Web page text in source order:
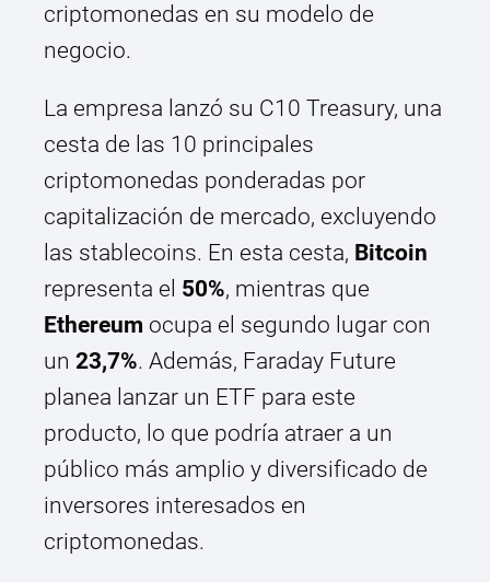
criptomonedas en su modelo de
negocio.
La empresa lanzó su C10 Treasury, una
cesta de las 10 principales
criptomonedas ponderadas por
capitalización de mercado, excluyendo
las stablecoins. En esta cesta, Bitcoin
representa el 50%, mientras que
Ethereum ocupa el segundo lugar con
un 23,7%. Además, Faraday Future
planea lanzar un ETF para este
producto, lo que podría atraer a un
público más amplio y diversificado de
inversores interesados en
criptomonedas.